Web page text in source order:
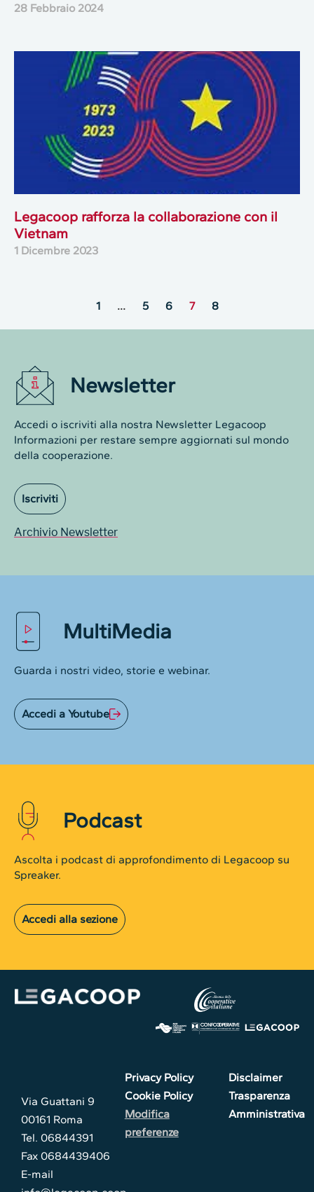
28 Febbraio 2024
Legacoop rafforza la collaborazione con il
Vietnam
1 Dicembre 2023
1 … 5 6 7 8
Newsletter
Accedi o iscriviti alla nostra Newsletter Legacoop
Informazioni per restare sempre aggiornati sul mondo
della cooperazione.
Iscriviti
Archivio Newsletter
MultiMedia
Guarda i nostri video, storie e webinar.
Accedi a Youtube
Podcast
Ascolta i podcast di approfondimento di Legacoop su
Spreaker.
Accedi alla sezione
Via Guattani 9
00161 Roma
Tel. 06844391
Fax 0684439406
E-mail
Privacy Policy
Cookie Policy
Modifica
preferenze
Disclaimer
Trasparenza
Amministrativa